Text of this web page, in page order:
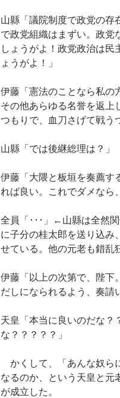
山縣「議院制度で政党の存
で政党組織はまずい。政党
しょうがよ！政党政治は民
ょうがよ！」
伊藤「憲法のことなら私の
その他あらゆる名誉を返上
つもりで、血刀さげて戦う
山縣「では後継総理は？」
伊藤「大隈と板垣を奏薦す
れば良い。これでダメなら
全員「･･･」←山縣は全然
に子分の桂太郎を送り込み
せている。他の元老も錯乱
伊藤「以上の次第で、陛下
だしになられるよう、奏請
天皇「本当に良いのだな？
な？？？？？」
かくして、「あんな奴ら
なるのか、という天皇と元
が成立した。